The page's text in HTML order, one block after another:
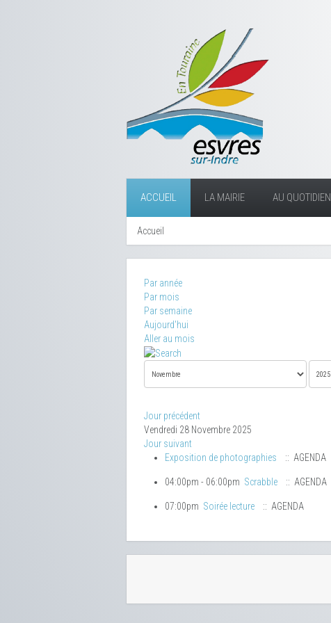
ACCUEIL LA MAIRIE AU QUOTIDIEN
Accueil
Par année
Par mois
Par semaine
Aujourd'hui
Aller au mois
Jour précédent
Vendredi 28 Novembre 2025
Jour suivant
Exposition de photographies
:: AGENDA
04:00pm - 06:00pm Scrabble :: AGENDA
07:00pm Soirée lecture :: AGENDA